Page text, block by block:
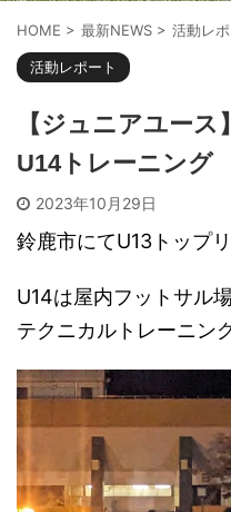
HOME > 最新NEWS > 活動レポ
活動レポート
【ジュニアユー
U14トレーニング
2023年10月29日
鈴鹿市にてU13トップ
U14は屋内フットサル
テクニカルトレーニン